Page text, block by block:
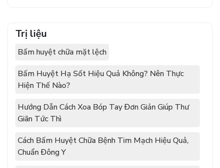
Trị liệu
Bấm huyệt chữa mặt lệch
Bấm Huyệt Hạ Sốt Hiệu Quả Không? Nên Thực
Hiện Thế Nào?
Hướng Dẫn Cách Xoa Bóp Tay Đơn Giản Giúp Thư
Giãn Tức Thì
Cách Bấm Huyệt Chữa Bệnh Tim Mạch Hiệu Quả,
Chuẩn Đông Y